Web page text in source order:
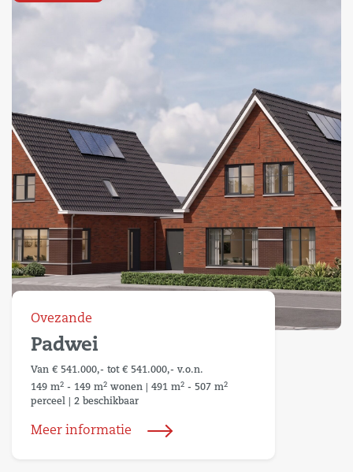
Ovezande
Padwei
Van € 541.000,- tot € 541.000,- v.o.n.
149 m2 - 149 m2 wonen 491 m2 - 507 m2
perceel 2 beschikbaar
Meer informatie